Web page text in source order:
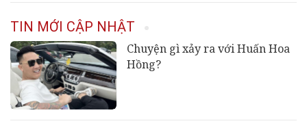
TIN MỚI CẬP NHẬT
Chuyện gì xảy ra với Huấn Hoa
Hồng?